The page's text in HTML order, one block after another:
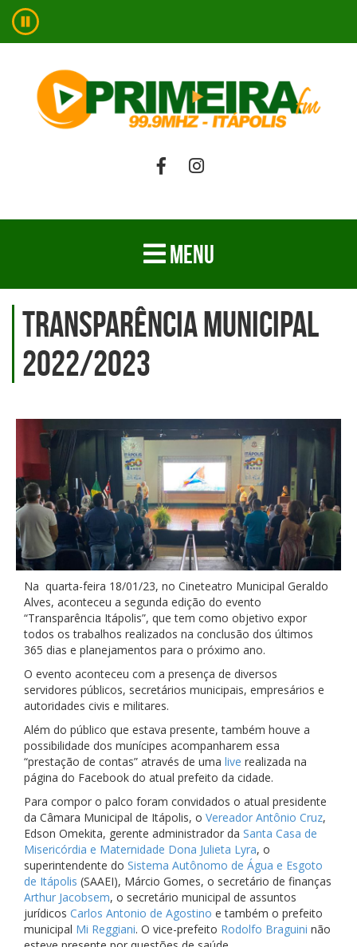
MENU
Transparência Municipal
2022/2023
Na quarta-feira 18/01/23, no Cineteatro Municipal Geraldo
Alves, aconteceu a segunda edição do evento
“Transparência Itápolis”, que tem como objetivo expor
todos os trabalhos realizados na conclusão dos últimos
365 dias e planejamentos para o próximo ano.
O evento aconteceu com a presença de diversos
servidores públicos, secretários municipais, empresários e
autoridades civis e militares.
Além do público que estava presente, também houve a
possibilidade dos munícipes acompanharem essa
“prestação de contas” através de uma live realizada na
página do Facebook do atual prefeito da cidade.
Para compor o palco foram convidados o atual presidente
da Câmara Municipal de Itápolis, o Vereador Antônio Cruz,
Edson Omekita, gerente administrador da Santa Casa de
Misericórdia e Maternidade Dona Julieta Lyra, o
superintendente do Sistema Autônomo de Água e Esgoto
de Itápolis (SAAEI), Márcio Gomes, o secretário de finanças
Arthur Jacobsem, o secretário municipal de assuntos
jurídicos Carlos Antonio de Agostino e também o prefeito
municipal Mi Reggiani. O vice-prefeito Rodolfo Braguini não